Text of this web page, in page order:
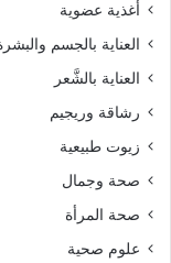
أغذية عضوية
العناية بالجسم
العناية بالشَّعر
رشاقة وريجيم
زيوت طبيعية
صحة وجمال
صحة المرأة
علوم صحية